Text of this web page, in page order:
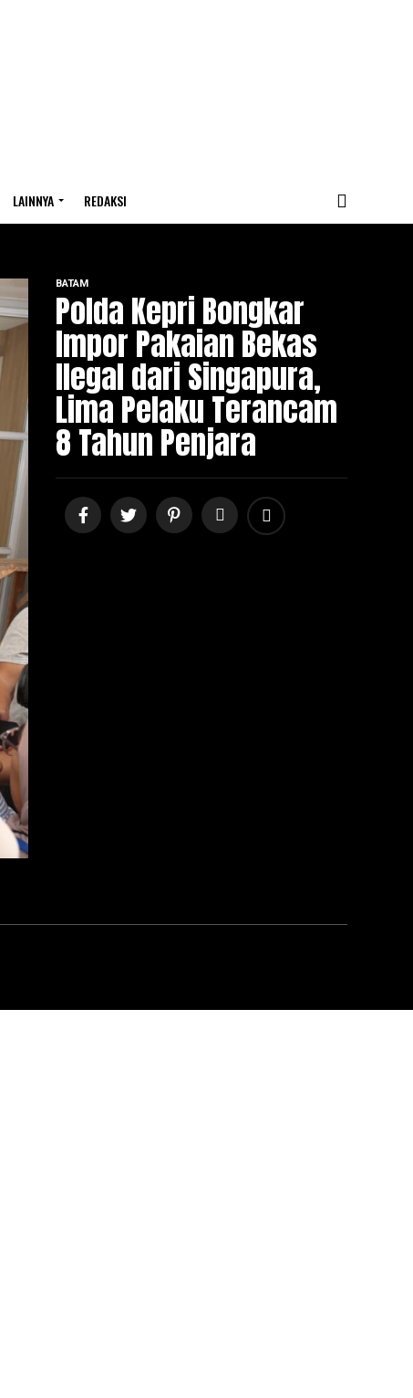
LAINNYA REDAKSI
BATAM
Polda Kepri Bongkar
Impor Pakaian Bekas
Ilegal dari Singapura,
Lima Pelaku Terancam
8 Tahun Penjara